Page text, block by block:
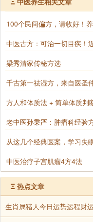
刘素青老菩萨自在往
100个民间偏方，请收好！
中医古方：可治一切目疾！
梁秀清家传秘方选
千古第一祛湿方，来自医圣
方人和体质法 + 简单体质判
老中医孙秉严：肿瘤科经验
从这几个经典医案，学习失
中医治疗子宫肌瘤4方4法
Ξ 热点文章
生肖属猪人今日运势运程财